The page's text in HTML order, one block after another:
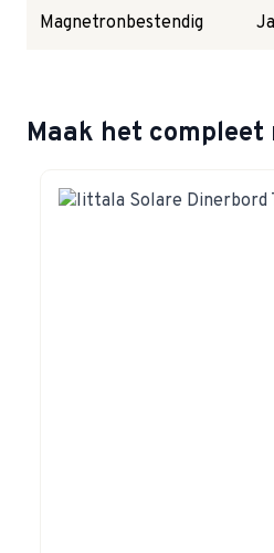
Magnetronbestendig Ja
Maak het compleet